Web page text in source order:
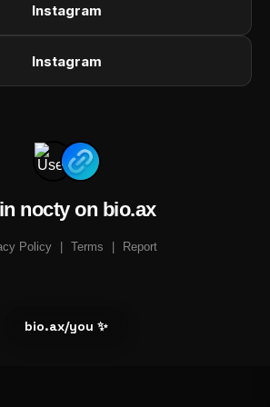
Instagram
Instagram
nocty on bio.ax
Policy Terms Report
bio.ax/you ✨